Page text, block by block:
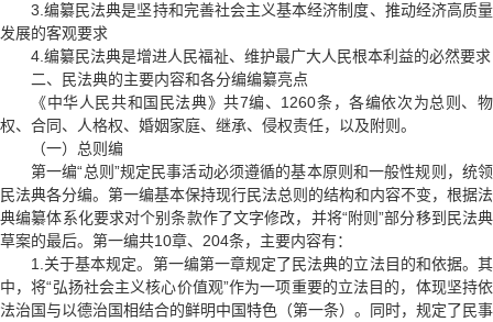
3.编纂民法典是坚持和完善社会主义基本经济制度、推动经济高质量
发展的客观要求
4.编纂民法典是增进人民福祉、维护最广大人民根本利益的必然要求
二、民法典的主要内容和各分编编纂亮点
《中华人民共和国民法典》共7编、1260条，各编依次为总则、物
权、合同、人格权、婚姻家庭、继承、侵权责任，以及附则。
（一）总则编
第一编“总则”规定民事活动必须遵循的基本原则和一般性规则，统领
民法典各分编。第一编基本保持现行民法总则的结构和内容不变，根据法
典编纂体系化要求对个别条款作了文字修改，并将“附则”部分移到民法典
草案的最后。第一编共10章、204条，主要内容有：
1.关于基本规定。第一编第一章规定了民法典的立法目的和依据。其
中，将“弘扬社会主义核心价值观”作为一项重要的立法目的，体现坚持依
法治国与以德治国相结合的鲜明中国特色（第一条）。同时，规定了民事